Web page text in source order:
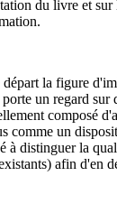
du livre et
départ la figure
un regard sur
composé
comme un
à distinguer la
afin d'en